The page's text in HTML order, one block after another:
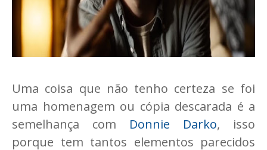
Uma coisa que não tenho certeza se foi
uma homenagem ou cópia descarada é a
semelhança com Donnie Darko, isso
porque tem tantos elementos parecidos